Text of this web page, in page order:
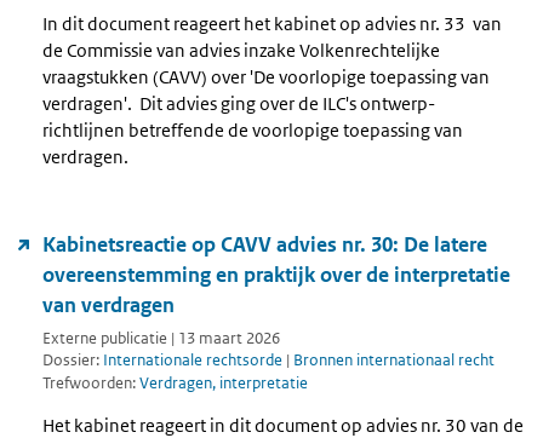
In dit document reageert het kabinet op advies nr. 33 van
de Commissie van advies inzake Volkenrechtelijke
vraagstukken (CAVV) over 'De voorlopige toepassing van
verdragen'. Dit advies ging over de ILC's ontwerp-
richtlijnen betreffende de voorlopige toepassing van
verdragen.
Kabinetsreactie op CAVV advies nr. 30: De latere
overeenstemming en praktijk over de interpretatie
van verdragen
Externe publicatie | 13 maart 2026
Dossier: Internationale rechtsorde | Bronnen internationaal recht
Trefwoorden:Verdragen, interpretatie
Het kabinet reageert in dit document op advies nr. 30 van de